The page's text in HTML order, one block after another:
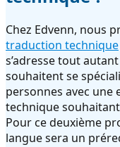
Chez Edvenn, nous
traduction technique
s’adresse tout
souhaitent se
personnes avec une
technique
Pour ce deuxième
langue sera un